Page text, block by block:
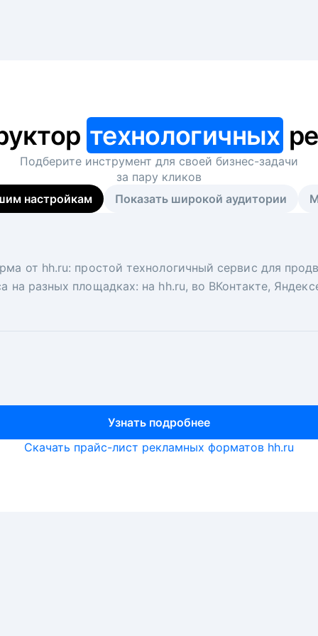
технологичных
Подберите инструмент для своей бизнес-задачи
за пару кликов
настройкам
Показать широкой аудитории
от hh.ru: простой технологичный сервис для
на разных площадках: на hh.ru, во ВКонтакте,
Узнать подробнее
вакансий на главной странице hh.ru.
ключ. Решите, сколько кандидатов и когда вам
рекрутеры и проектные менеджеры hh.ru с
Узнать подробнее
Скачать прайс-лист рекламных форматов hh.ru